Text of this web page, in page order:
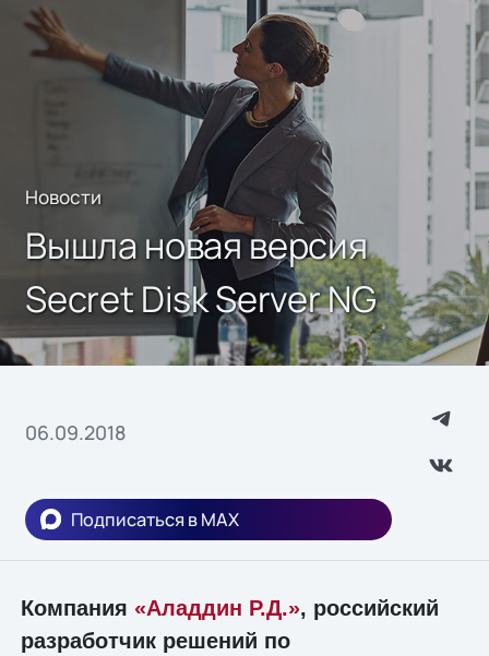
Новости
Вышла новая версия
Secret Disk Server NG
06.09.2018
Подписаться в MAX
Компания «Аладдин Р.Д.», российский
разработчик решений по